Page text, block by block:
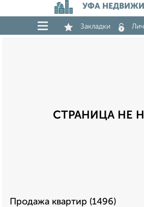
УФА
Закладки
СТРАНИЦА НЕ
Продажа квартир (1496)